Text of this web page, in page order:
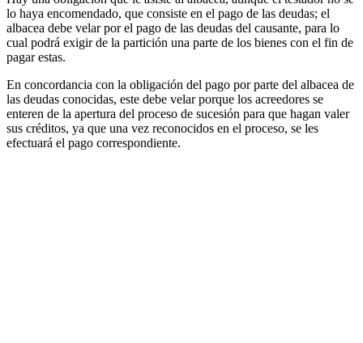
lo haya encomendado, que consiste en el pago de las deudas; el
albacea debe velar por el pago de las deudas del causante, para lo
cual podrá exigir de la partición una parte de los bienes con el fin de
pagar estas.
En concordancia con la obligación del pago por parte del albacea de
las deudas conocidas, este debe velar porque los acreedores se
enteren de la apertura del proceso de sucesión para que hagan valer
sus créditos, ya que una vez reconocidos en el proceso, se les
efectuará el pago correspondiente.